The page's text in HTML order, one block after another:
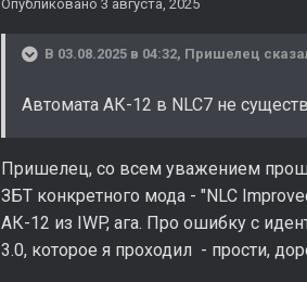
Опубликовано 3 августа, 2025
В 03.08.2025 в 04:32, Пришелец
Автомата АК-12 в NLC7 не
Пришелец, со всем уважением
ЗБТ конкретного мода - "NLC
АК-12 из IWP, ага. Про ошибку с
3.0, которое я проходил - прости,